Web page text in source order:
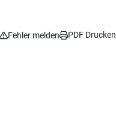
Fehler melden PDF Drucken